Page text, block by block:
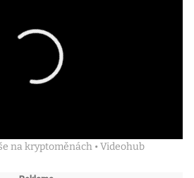
na kryptoměnách • Videohub